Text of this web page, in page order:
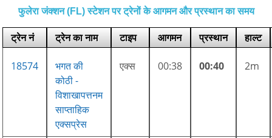
फुलेरा जंक्शन (FL) स्टेशन पर ट्रेनों के आगमन और प्रस्थान का समय
ट्रेन नं ट्रेन का नाम टाइप आगमन प्रस्थान हाल्ट
18574
भगत की
कोठी -
विशाखापत्तनम
साप्ताहिक
एक्सप्रेस
एक्स 00:38 00:40 2m